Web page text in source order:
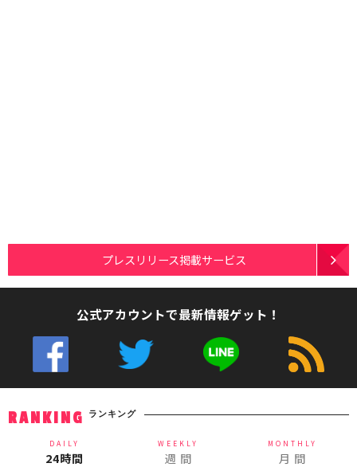
プレスリリース掲載サービス
公式アカウントで最新情報ゲット！
RANKING ランキング
DAILY
24時間
WEEKLY
週 間
MONTHLY
月 間